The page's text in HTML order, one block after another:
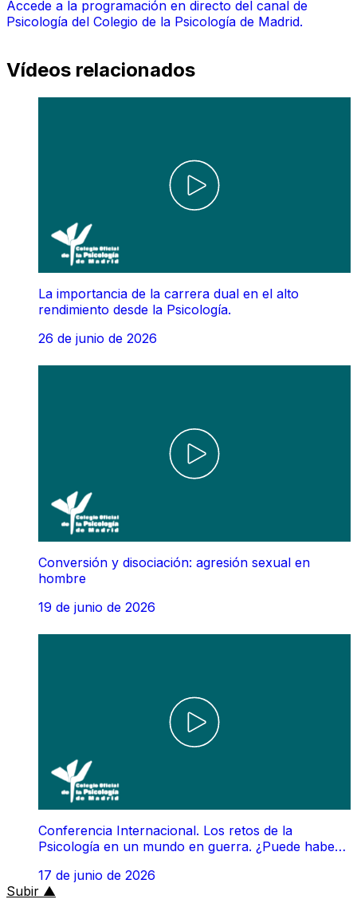
Accede a la programación en directo del canal de
Psicología del Colegio de la Psicología de Madrid.
Vídeos relacionados
La importancia de la carrera dual en el alto
rendimiento desde la Psicología.
26 de junio de 2026
Conversión y disociación: agresión sexual en
hombre
19 de junio de 2026
Conferencia Internacional. Los retos de la
Psicología en un mundo en guerra. ¿Puede haber
17 de junio de 2026
Subir ▲